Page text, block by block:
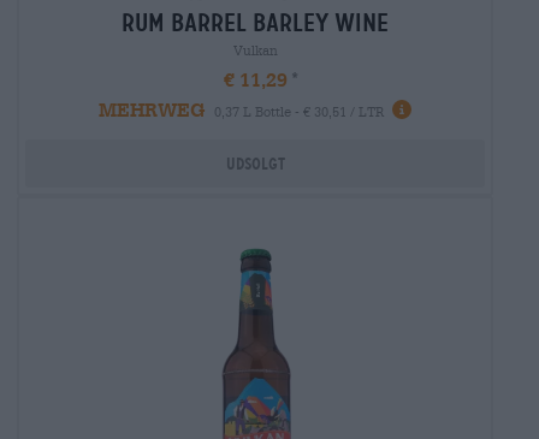
rum barrel barley wine
Vulkan
€ 11,29
MEHRWEG
0,37 L Bottle - € 30,51 / LTR
Udsolgt